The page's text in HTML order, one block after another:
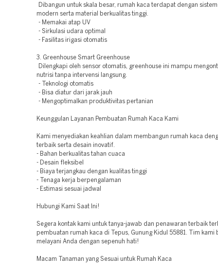
Dibangun untuk skala besar, rumah kaca terdapat dengan
modern serta material berkualitas tinggi.
- Memakai atap UV
- Sirkulasi udara optimal
- Fasilitas irigasi otomatis
3. Greenhouse Smart Greenhouse
Dilengkapi oleh sensor otomatis, greenhouse ini mampu
nutrisi tanpa intervensi langsung.
- Teknologi otomatis
- Bisa diatur dari jarak jauh
- Mengoptimalkan produktivitas pertanian
Keunggulan Layanan Pembuatan Rumah Kaca Kami
Kami menyediakan keahlian dalam membangun rumah kaca
terbaik serta desain inovatif.
- Bahan berkualitas tahan cuaca
- Desain fleksibel
- Biaya terjangkau dengan kualitas tinggi
- Tenaga kerja berpengalaman
- Estimasi sesuai jadwal
Hubungi Kami Saat Ini!
Segera kontak kami untuk tanya-jawab dan penawaran terbaik
pembuatan rumah kaca di Tepus, Gunung Kidul 55881. Tim kami
melayani Anda dengan sepenuh hati!
Macam Tanaman yang Sesuai untuk Rumah Kaca